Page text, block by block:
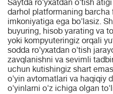
Saytda ro'yxatdan o'tish
darhol platformaning
imkoniyatiga ega bo'lasiz.
buyuring, hisob yarating va
yoki kompyuteringiz orqali
sodda ro'yxatdan o'tish
zavqlanishni va sevimli
uchun kutishingiz shart
o'yin avtomatlari va haqiqiy
o'yinlarni o'z ichiga olgan